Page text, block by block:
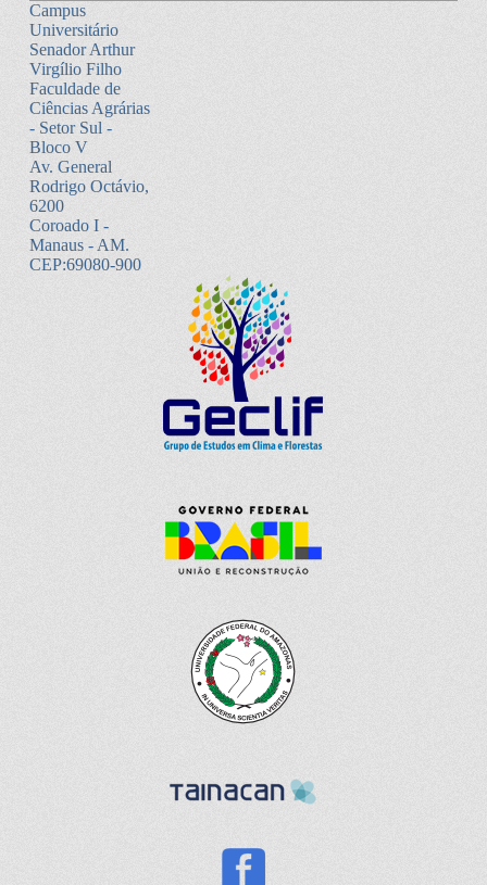
Campus
Universitário
Senador Arthur
Virgílio Filho
Faculdade de
Ciências Agrárias
- Setor Sul -
Bloco V
Av. General
Rodrigo Octávio,
6200
Coroado I -
Manaus - AM.
CEP:69080-900